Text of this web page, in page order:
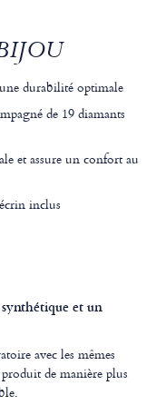
durabilité optimale
de 19 diamants
et assure un confort au
inclus
et un
avec les mêmes
de manière plus